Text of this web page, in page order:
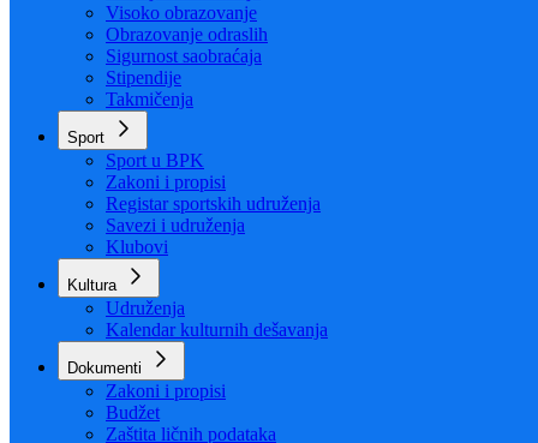
Predškolski odgoj
Osnovno obrazovanje
Srednje obrazovanje
Visoko obrazovanje
Obrazovanje odraslih
Sigurnost saobraćaja
Stipendije
Takmičenja
Sport
Sport u BPK
Zakoni i propisi
Registar sportskih udruženja
Savezi i udruženja
Klubovi
Udruženja
Kalendar kulturnih dešavanja
Dokumenti